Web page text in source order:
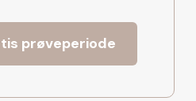
prøveperiode